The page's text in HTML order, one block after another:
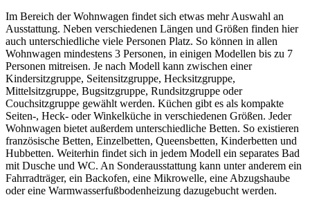
Im Bereich der Wohnwagen findet sich etwas mehr Auswahl an
Ausstattung. Neben verschiedenen Längen und Größen finden hier
auch unterschiedliche viele Personen Platz. So können in allen
Wohnwagen mindestens 3 Personen, in einigen Modellen bis zu 7
Personen mitreisen. Je nach Modell kann zwischen einer
Kindersitzgruppe, Seitensitzgruppe, Hecksitzgruppe,
Mittelsitzgruppe, Bugsitzgruppe, Rundsitzgruppe oder
Couchsitzgruppe gewählt werden. Küchen gibt es als kompakte
Seiten-, Heck- oder Winkelküche in verschiedenen Größen. Jeder
Wohnwagen bietet außerdem unterschiedliche Betten. So existieren
französische Betten, Einzelbetten, Queensbetten, Kinderbetten und
Hubbetten. Weiterhin findet sich in jedem Modell ein separates Bad
mit Dusche und WC. An Sonderausstattung kann unter anderem ein
Fahrradträger, ein Backofen, eine Mikrowelle, eine Abzugshaube
oder eine Warmwasserfußbodenheizung dazugebucht werden.